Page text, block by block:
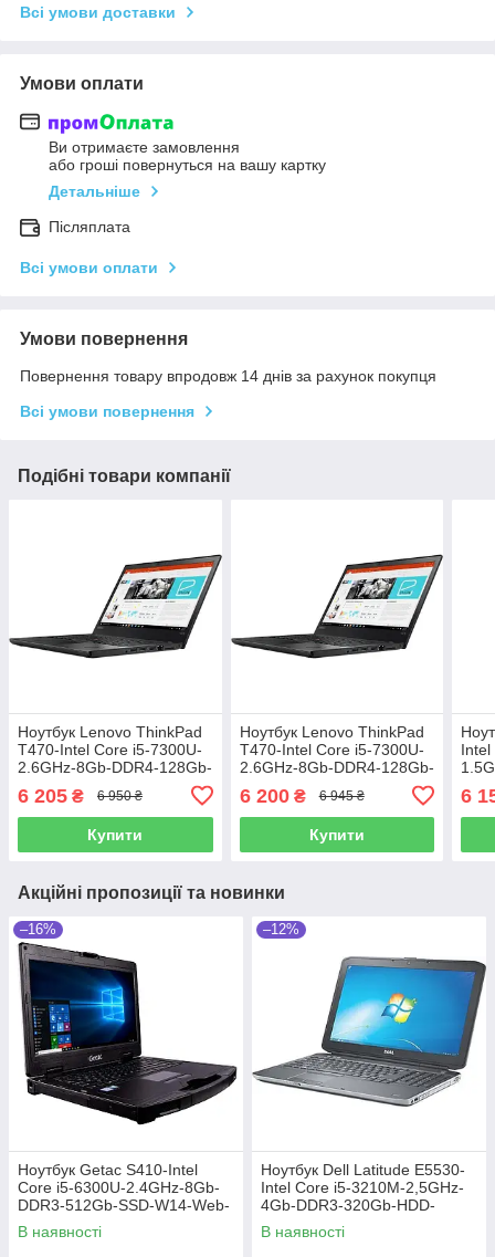
Всі умови доставки
Умови оплати
Ви отримаєте замовлення
або гроші повернуться на вашу картку
Детальніше
Післяплата
Всі умови оплати
Умови повернення
Повернення товару впродовж 14 днів за рахунок покупця
Всі умови повернення
Подібні товари компанії
Ноутбук Lenovo ThinkPad
T470-Intel Core i5-7300U-
2.6GHz-8Gb-DDR4-128Gb-
SSD-W14-HD-Web-(B)-Б/В
6 205 ₴ 6 950 ₴
Купити
Ноутбук Lenovo ThinkPad
T470-Intel Core i5-7300U-
2.6GHz-8Gb-DDR4-128Gb-
SSD-W14-IPS-FHD-Web-
(B)-Б/В
6 200₴ 6 945 ₴
Купити
Intel
6
Акційні пропозиції та новинки
–16%
Ноутбук Getac S410-Intel
Core i5-6300U-2.4GHz-8Gb-
DDR3-512Gb-SSD-W14-Web-
FHD-IPS-(4G Modem)-(B)-Б/В
В наявності
–12%
Ноутбук Dell Latitude E5530-
Intel Core i5-3210M-2,5GHz-
4Gb-DDR3-320Gb-HDD-
W15,6-FHD-Web-(B)-Б/В
В наявності